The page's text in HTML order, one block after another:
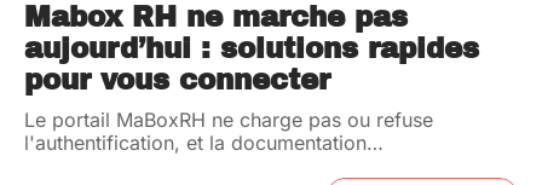
Mabox RH ne marche pas
aujourd’hui : solutions rapides
pour vous connecter
Le portail MaBoxRH ne charge pas ou refuse
l'authentification, et la documentation…